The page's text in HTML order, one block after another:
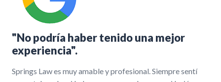
"No podría haber tenido una mejor
experiencia".
Springs Law es muy amable y profesional. Siempre sentí